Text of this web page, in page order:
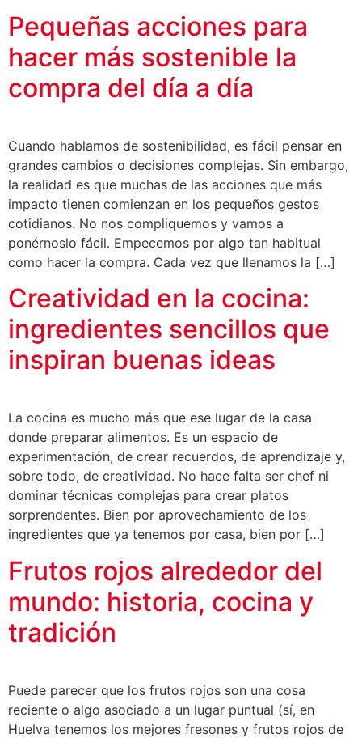
Pequeñas acciones para
hacer más sostenible la
compra del día a día
Cuando hablamos de sostenibilidad, es fácil pensar en
grandes cambios o decisiones complejas. Sin embargo,
la realidad es que muchas de las acciones que más
impacto tienen comienzan en los pequeños gestos
cotidianos. No nos compliquemos y vamos a
ponérnoslo fácil. Empecemos por algo tan habitual
como hacer la compra. Cada vez que llenamos la […]
Creatividad en la cocina:
ingredientes sencillos que
inspiran buenas ideas
La cocina es mucho más que ese lugar de la casa
donde preparar alimentos. Es un espacio de
experimentación, de crear recuerdos, de aprendizaje y,
sobre todo, de creatividad. No hace falta ser chef ni
dominar técnicas complejas para crear platos
sorprendentes. Bien por aprovechamiento de los
ingredientes que ya tenemos por casa, bien por […]
Frutos rojos alrededor del
mundo: historia, cocina y
tradición
Puede parecer que los frutos rojos son una cosa
reciente o algo asociado a un lugar puntual (sí, en
Huelva tenemos los mejores fresones y frutos rojos de